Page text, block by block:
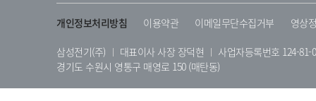
개인정보처리방침 이용약관 이메일무단수집거부 영상
삼성전기(주) 대표이사 사장 장덕현
사업자등록번호 124-81-
경기도 수원시 영통구 매영로 150 (매탄동)